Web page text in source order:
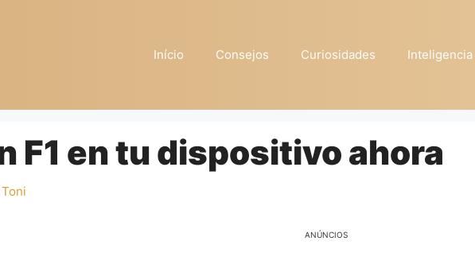
Início Consejos Curiosidades
F1 en tu dispositivo ahora
Toni
ANÚNCIOS